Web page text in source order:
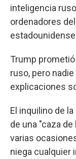
inteligencia
ordenadores
Trump
ruso, pero
explicaciones
El inquilino de
de una "caza
varias
niega cualquier